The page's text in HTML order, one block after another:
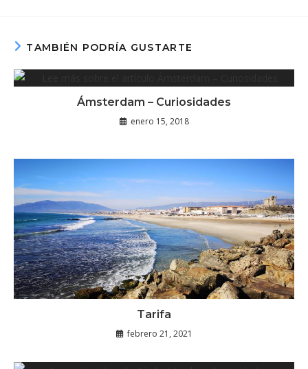
TAMBIÉN PODRÍA GUSTARTE
Ámsterdam – Curiosidades
enero 15, 2018
Tarifa
febrero 21, 2021